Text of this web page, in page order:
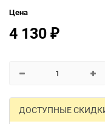
Цена
4 130 ₽
ДОСТУПНЫЕ